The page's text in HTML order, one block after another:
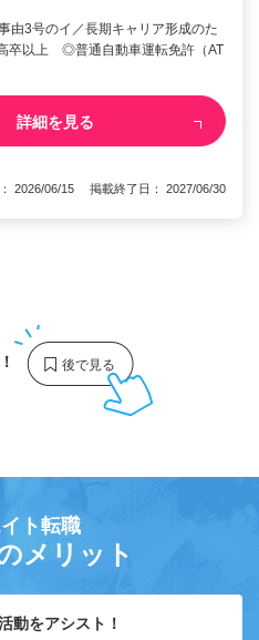
由3号のイ／長期キャリア形成のた
卒以上 ◎普通自動車運転免許（AT
詳細を見る
2026/06/15 掲載終了日： 2027/06/30
ト転職
メリット
動をアシスト！